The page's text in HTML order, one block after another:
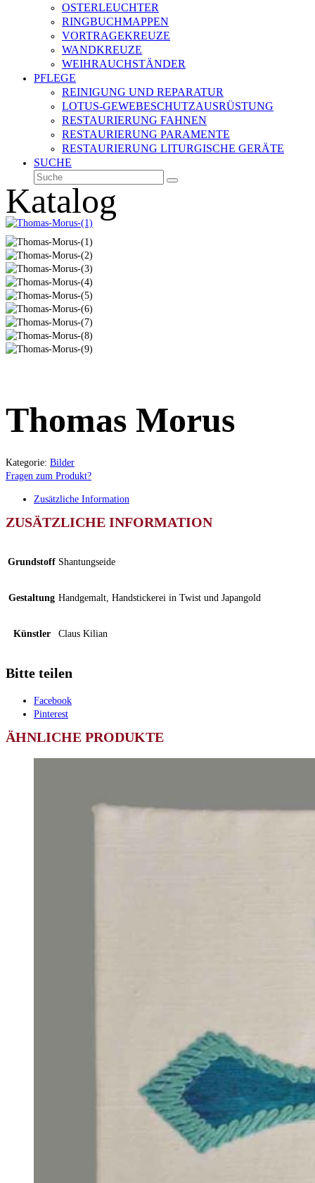
OSTERLEUCHTER
RINGBUCHMAPPEN
VORTRAGEKREUZE
WANDKREUZE
WEIHRAUCHSTÄNDER
PFLEGE
REINIGUNG UND REPARATUR
LOTUS-GEWEBESCHUTZAUSRÜSTUNG
RESTAURIERUNG FAHNEN
RESTAURIERUNG PARAMENTE
RESTAURIERUNG LITURGISCHE GERÄTE
SUCHE
Suche
Senden
Katalog
Thomas Morus
Kategorie: Bilder
Fragen zum Produkt?
Zusätzliche Information
ZUSÄTZLICHE INFORMATION
Grundstoff Shantungseide
Gestaltung Handgemalt, Handstickerei in Twist und Japangold
Künstler Claus Kilian
Bitte teilen
Facebook
Pinterest
ÄHNLICHE PRODUKTE